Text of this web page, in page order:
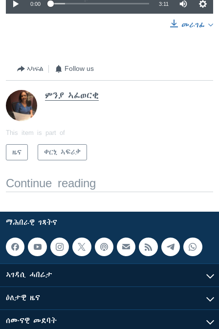
0:00 3:11
መራገፊ
ኣካፍል Follow us
ምንያ ኣፈወርቂ
This item is part of
ዜና ቀርኒ ኣፍሪቃ
Continue reading
ማሕበራዊ ገጻትና
ኣገዳሲ ሓበሬታ
ዕለታዊ ዜና
ሰሙናዊ መደባት